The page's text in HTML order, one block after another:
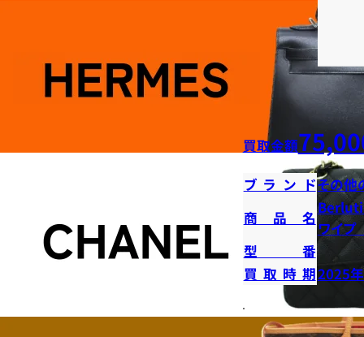
買取金額
ブランドその他
商品名
Berluti
ワイ
型番
買取時期2025